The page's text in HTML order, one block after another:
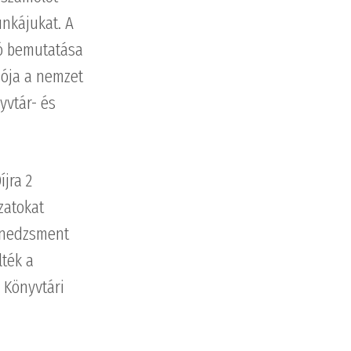
A
bemutatása
a nemzet
és
2
a